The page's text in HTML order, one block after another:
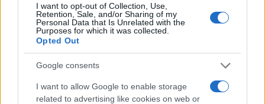
I want to opt-out of Collection, Use,
Retention, Sale, and/or Sharing of my
Personal Data that Is Unrelated with the
Purposes for which it was collected.
Opted Out
Google consents
I want to allow Google to enable storage
related to advertising like cookies on web or
Οι ώρες και τα κανάλια τα ματς των Παρί,
Ατλέτικο και Ίντερ Μαϊάμι για το Παγκόσμιο
Κύπελλο Συλλόγων
Οι ώρες και τα κανάλια των τεσσάρων αναμετρήσεων για την
3η αγωνιστική του 1ου και του 2ου ομίλου του Παγκοσμίου
Κυπέλλου Συλλόγων.